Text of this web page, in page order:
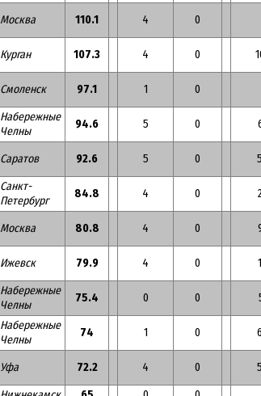
Москва 110.1 4 0
Курган 107.3 4 0
Смоленск 97.1 1 0
Набережные
Челны
94.6 5 0
Саратов 92.6 5 0
Санкт-
Петербург
84.8 4 0
Москва 80.8 4 0
Ижевск 79.9 4 0
Набережные
Челны
75.4 0 0
Набережные
Челны
74 1 0
Уфа 72.2 4 0